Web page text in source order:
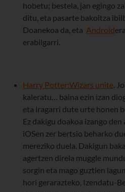
hobetu; bestela, jan egingo
ditu, eta pasarte bakoitza
Doanekoa da, eta Android
erabilgarri.
Harry Potter:Wizars unite.
kaleratu… baina ezin izan
eta iragarri dute urte honen
Ez dakigu doakoa izango
iOSen zer bertsio beharko
mereziko duela. Dakigun
agertzen direla muggle
sorgin eta mago guztien
hori gerarazteko, Izendatu-